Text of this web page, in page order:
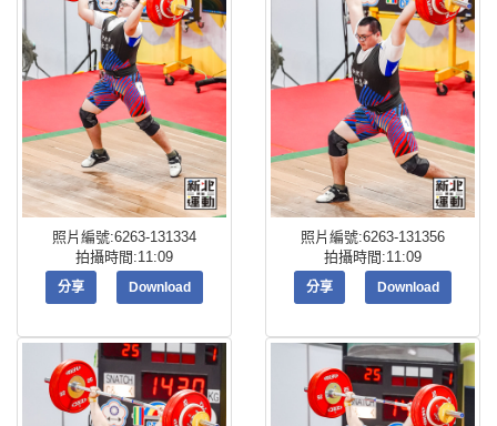
照片編號:6263-131334
拍攝時間:11:09
分享 Download
照片編號:6263-131356
拍攝時間:11:09
分享 Download